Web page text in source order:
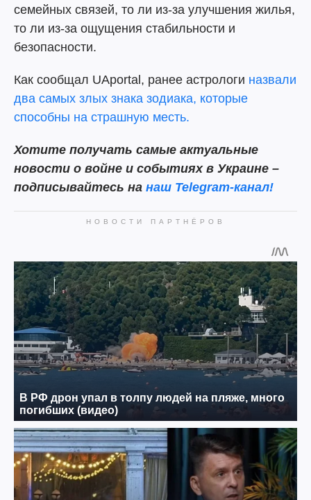
семейных связей, то ли из-за улучшения жилья,
то ли из-за ощущения стабильности и
безопасности.
Как сообщал UAportal, ранее астрологи назвали
два самых злых знака зодиака, которые
способны на страшную месть.
Хотите получать самые актуальные
новости о войне и событиях в Украине –
подписывайтесь на наш Telegram-канал!